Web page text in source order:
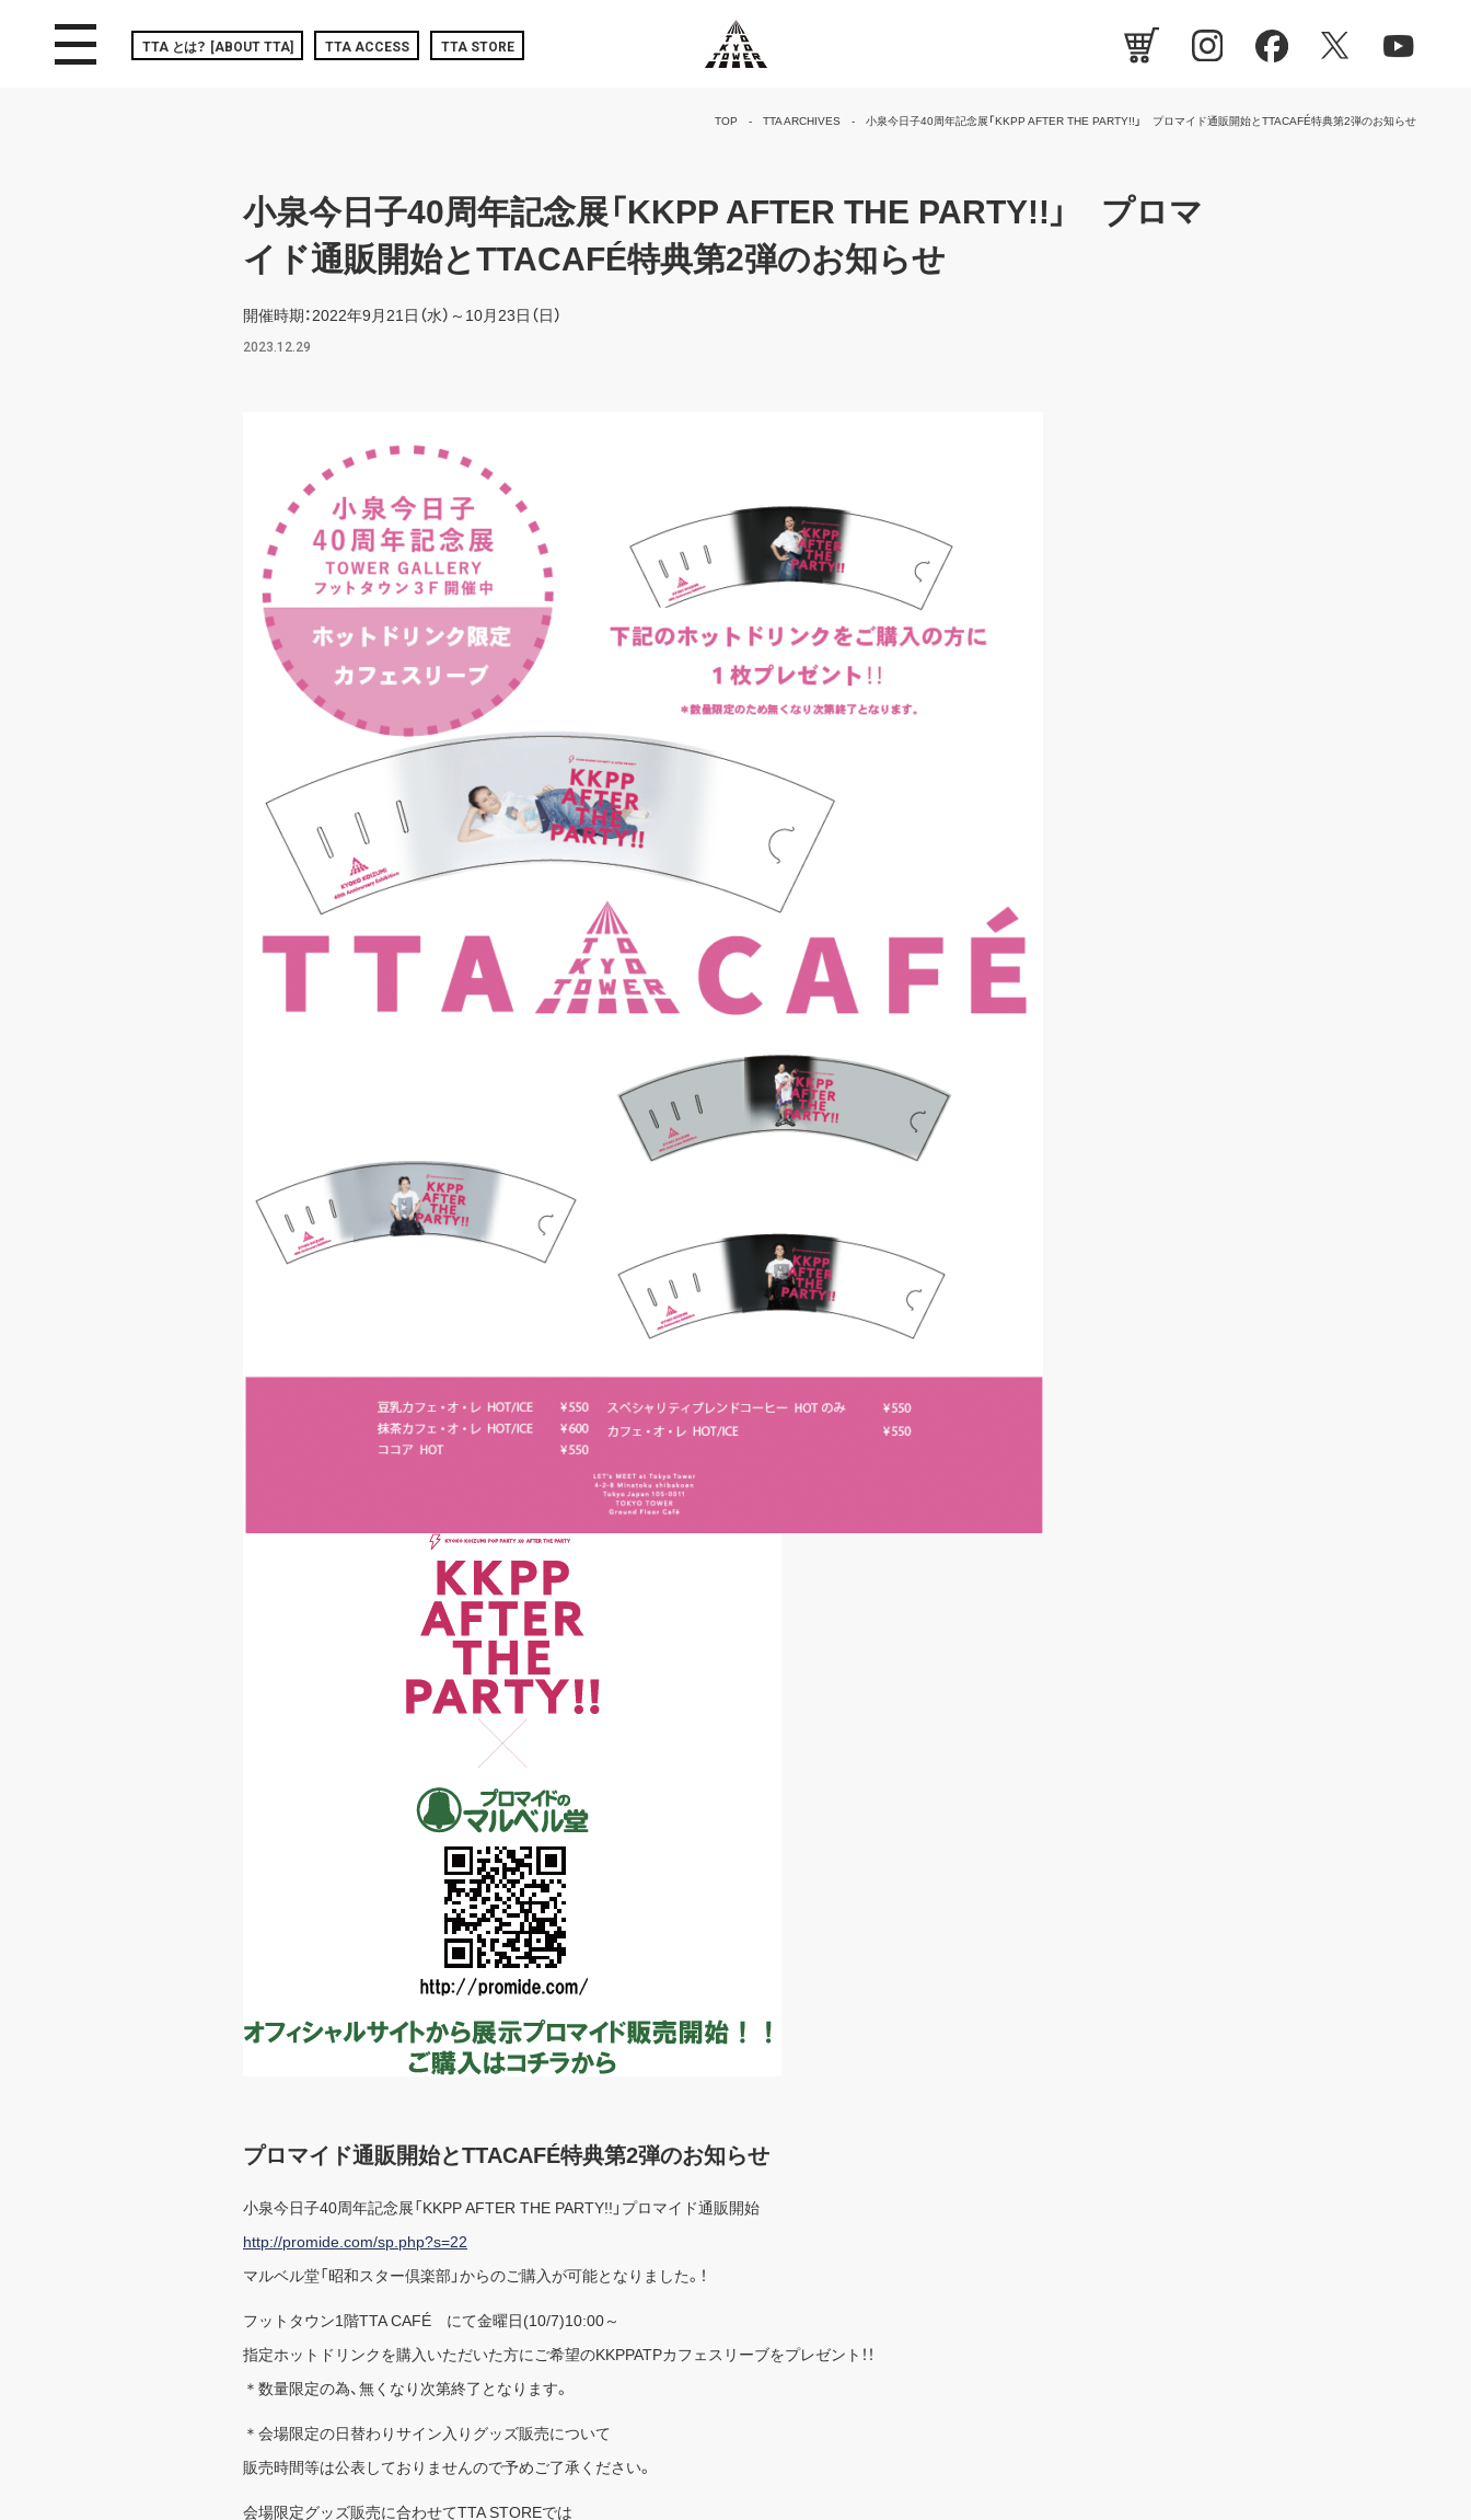
toggle navigation
TTA とは？ [ABOUT TTA] TTA ACCESS TTA STORE
TOP TTA ARCHIVES 小泉今日子40周年記念展「KKPP AFTER THE PARTY!!」 プロマイド通販開始とTTACAFÉ特典第2弾のお知らせ
小泉今日子40周年記念展「KKPP AFTER THE PARTY!!」 プロマ
イド通販開始とTTACAFÉ特典第2弾のお知らせ
開催時期：2022年9月21日（水）～10月23日（日）
2023.12.29
プロマイド通販開始とTTACAFÉ特典第2弾のお知らせ
小泉今日子40周年記念展「KKPP AFTER THE PARTY!!」プロマイド通販開始
http://promide.com/sp.php?s=22
マルベル堂「昭和スター倶楽部」からのご購入が可能となりました。！
フットタウン1階TTA CAFÉ にて金曜日(10/7)10:00～
指定ホットドリンクを購入いただいた方にご希望のKKPPATPカフェスリーブをプレゼント！！
＊数量限定の為、無くなり次第終了となります。
＊会場限定の日替わりサイン入りグッズ販売について
販売時間等は公表しておりませんので予めご了承ください。
会場限定グッズ販売に合わせてTTA STOREでは